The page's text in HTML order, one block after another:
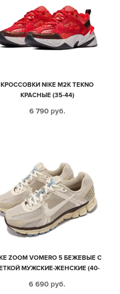
КРОССОВКИ NIKE M2K TEKNO
КРАСНЫЕ (35-44)
6 790 руб.
ZOOM VOMERO 5 БЕЖЕВЫЕ С
МУЖСКИЕ-ЖЕНСКИЕ (40-
6 690 руб.